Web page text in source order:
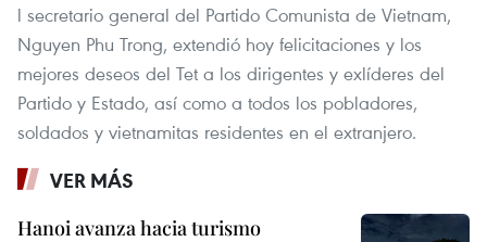
l secretario general del Partido Comunista de Vietnam,
Nguyen Phu Trong, extendió hoy felicitaciones y los
mejores deseos del Tet a los dirigentes y exlíderes del
Partido y Estado, así como a todos los pobladores,
soldados y vietnamitas residentes en el extranjero.
VER MÁS
Hanoi avanza hacia turismo